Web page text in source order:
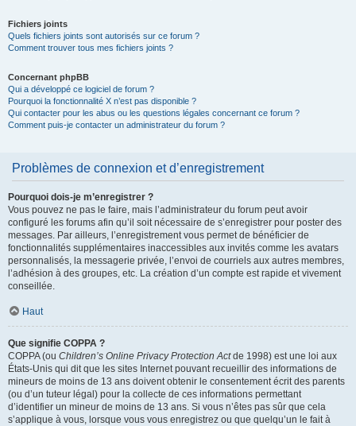
Fichiers joints
Quels fichiers joints sont autorisés sur ce forum ?
Comment trouver tous mes fichiers joints ?
Concernant phpBB
Qui a développé ce logiciel de forum ?
Pourquoi la fonctionnalité X n’est pas disponible ?
Qui contacter pour les abus ou les questions légales concernant ce forum ?
Comment puis-je contacter un administrateur du forum ?
Problèmes de connexion et d’enregistrement
Pourquoi dois-je m’enregistrer ?
Vous pouvez ne pas le faire, mais l’administrateur du forum peut avoir
configuré les forums afin qu’il soit nécessaire de s’enregistrer pour poster des
messages. Par ailleurs, l’enregistrement vous permet de bénéficier de
fonctionnalités supplémentaires inaccessibles aux invités comme les avatars
personnalisés, la messagerie privée, l’envoi de courriels aux autres membres,
l’adhésion à des groupes, etc. La création d’un compte est rapide et vivement
conseillée.
Haut
Que signifie COPPA ?
COPPA (ou Children’s Online Privacy Protection Actde 1998) est une loi aux
États-Unis qui dit que les sites Internet pouvant recueillir des informations de
mineurs de moins de 13 ans doivent obtenir le consentement écrit des parents
(ou d’un tuteur légal) pour la collecte de ces informations permettant
d’identifier un mineur de moins de 13 ans. Si vous n’êtes pas sûr que cela
s’applique à vous, lorsque vous vous enregistrez ou que quelqu’un le fait à